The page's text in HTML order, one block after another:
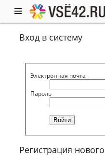
Вход в систему
Электронная почта
Пароль
Регистрация